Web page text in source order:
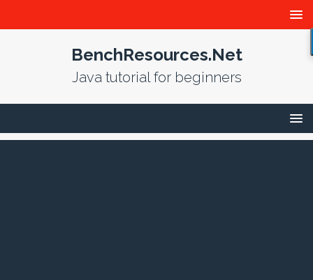
BenchResources.Net
Java tutorial for beginners